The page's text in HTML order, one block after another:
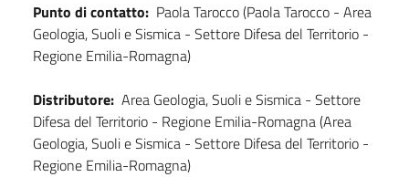
Punto di contatto: Paola Tarocco (Paola Tarocco - Area
Geologia, Suoli e Sismica - Settore Difesa del Territorio -
Regione Emilia-Romagna)
Distributore: Area Geologia, Suoli e Sismica - Settore
Difesa del Territorio - Regione Emilia-Romagna (Area
Geologia, Suoli e Sismica - Settore Difesa del Territorio -
Regione Emilia-Romagna)